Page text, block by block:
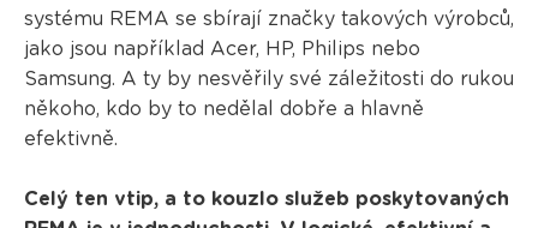
systému REMA se sbírají značky takových výrobců,
jako jsou například Acer, HP, Philips nebo
Samsung. A ty by nesvěřily své záležitosti do rukou
někoho, kdo by to nedělal dobře a hlavně
efektivně.
Celý ten vtip, a to kouzlo služeb poskytovaných